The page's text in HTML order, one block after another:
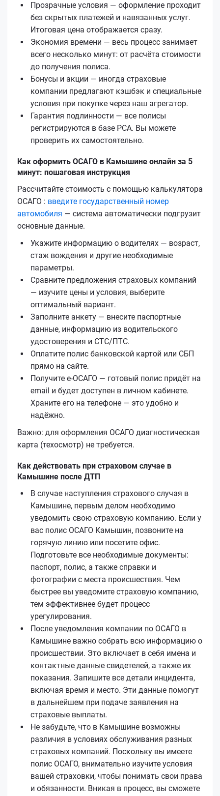
Прозрачные условия — оформление проходит
без скрытых платежей и навязанных услуг.
Итоговая цена отображается сразу.
Экономия времени — весь процесс занимает
всего несколько минут: от расчёта стоимости
до получения полиса.
Бонусы и акции — иногда страховые
компании предлагают кэшбэк и специальные
условия при покупке через наш агрегатор.
Гарантия подлинности — все полисы
регистрируются в базе РСА. Вы можете
проверить их самостоятельно.
Как оформить ОСАГО в Камышине онлайн за 5
минут: пошаговая инструкция
Рассчитайте стоимость с помощью калькулятора
ОСАГО : введите государственный номер
автомобиля — система автоматически подгрузит
основные данные.
Укажите информацию о водителях — возраст,
стаж вождения и другие необходимые
параметры.
Сравните предложения страховых компаний
— изучите цены и условия, выберите
оптимальный вариант.
Заполните анкету — внесите паспортные
данные, информацию из водительского
удостоверения и СТС/ПТС.
Оплатите полис банковской картой или СБП
прямо на сайте.
Получите е‑ОСАГО — готовый полис придёт на
email и будет доступен в личном кабинете.
Храните его на телефоне — это удобно и
надёжно.
Важно: для оформления ОСАГО диагностическая
карта (техосмотр) не требуется.
Как действовать при страховом случае в
Камышине после ДТП
В случае наступления страхового случая в
Камышине, первым делом необходимо
уведомить свою страховую компанию. Если у
вас полис ОСАГО Камышин, позвоните на
горячую линию или посетите офис.
Подготовьте все необходимые документы:
паспорт, полис, а также справки и
фотографии с места происшествия. Чем
быстрее вы уведомите страховую компанию,
тем эффективнее будет процесс
урегулирования.
После уведомления компании по ОСАГО в
Камышине важно собрать всю информацию о
происшествии. Это включает в себя имена и
контактные данные свидетелей, а также их
показания. Запишите все детали инцидента,
включая время и место. Эти данные помогут
в дальнейшем при подаче заявления на
страховые выплаты.
Не забудьте, что в Камышине возможны
различия в условиях обслуживания разных
страховых компаний. Поскольку вы имеете
полис ОСАГО, внимательно изучите условия
вашей страховки, чтобы понимать свои права
и обязанности. Вникая в процесс, вы сможете